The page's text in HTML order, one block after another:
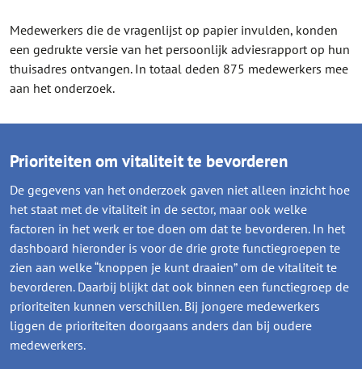
Medewerkers die de vragenlijst op papier invulden, konden
een gedrukte versie van het persoonlijk adviesrapport op hun
thuisadres ontvangen. In totaal deden 875 medewerkers mee
aan het onderzoek.
Prioriteiten om vitaliteit te bevorderen
De gegevens van het onderzoek gaven niet alleen inzicht hoe
het staat met de vitaliteit in de sector, maar ook welke
factoren in het werk er toe doen om dat te bevorderen. In het
dashboard hieronder is voor de drie grote functiegroepen te
zien aan welke “knoppen je kunt draaien” om de vitaliteit te
bevorderen. Daarbij blijkt dat ook binnen een functiegroep de
prioriteiten kunnen verschillen. Bij jongere medewerkers
liggen de prioriteiten doorgaans anders dan bij oudere
medewerkers.